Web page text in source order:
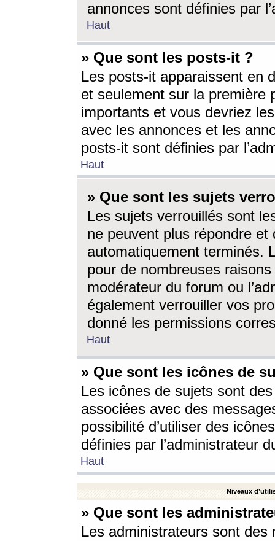
annonces sont définies par
Haut
» Que sont les posts-it ?
Les posts-it apparaissent en
et seulement sur la première
importants et vous devriez
avec les annonces et les
posts-it sont définies par
Haut
» Que sont les sujets
Les sujets verrouillés sont
ne peuvent plus répondre
automatiquement terminés.
pour de nombreuses
modérateur du forum ou
également verrouiller vos
donné les permissions
Haut
» Que sont les icônes de
Les icônes de sujets sont
associées avec des
possibilité d’utiliser des
définies par l’administrateur
Haut
Niveaux
» Que sont les
Les administrateurs sont